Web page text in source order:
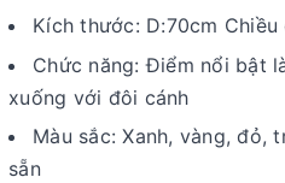
Kích thước: D:70cm Chiều
Chức năng: Điểm nổi bật
xuống với đôi cánh
Màu sắc: Xanh, vàng, đỏ,
sẵn